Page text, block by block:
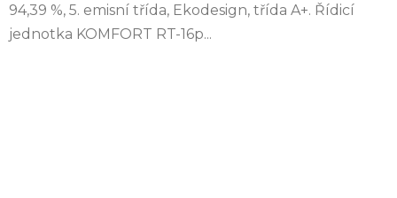
94,39 %, 5. emisní třída, Ekodesign, třída A+. Řídicí
jednotka KOMFORT RT-16p...